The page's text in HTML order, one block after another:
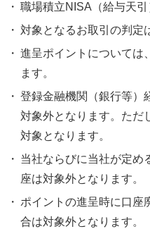
・ 職場積立NISA（給与天引
・ 対象となるお取引の判定
・ 進呈ポイントについては
ます。
・ 登録金融機関（銀行等）
対象外となります。ただ
対象となります。
・ 当社ならびに当社が定め
座は対象外となります。
・ ポイントの進呈時に口座
合は対象外となります。